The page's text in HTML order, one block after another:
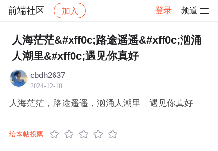
前端社区 加入 登录 频道
社区 前端社区 感慨 帖子详情
人海茫茫&#xff0c;路途遥遥&#xff0c;汹涌
人潮里&#xff0c;遇见你真好
cbdh2637
2024-12-10
人海茫茫，路途遥遥，汹涌人潮里，遇见你真好
给本帖投票